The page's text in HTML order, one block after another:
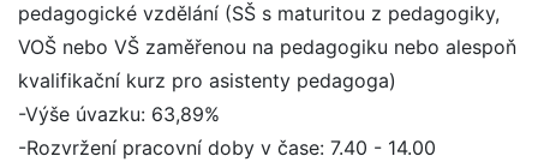
pedagogické vzdělání (SŠ s maturitou z pedagogiky,
VOŠ nebo VŠ zaměřenou na pedagogiku nebo alespoň
kvalifikační kurz pro asistenty pedagoga)
-Výše úvazku: 63,89%
-Rozvržení pracovní doby v čase: 7.40 - 14.00